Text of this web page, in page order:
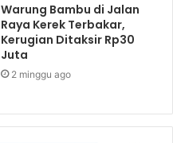
Warung Bambu di Jalan
Raya Kerek Terbakar,
Kerugian Ditaksir Rp30
Juta
2 minggu ago